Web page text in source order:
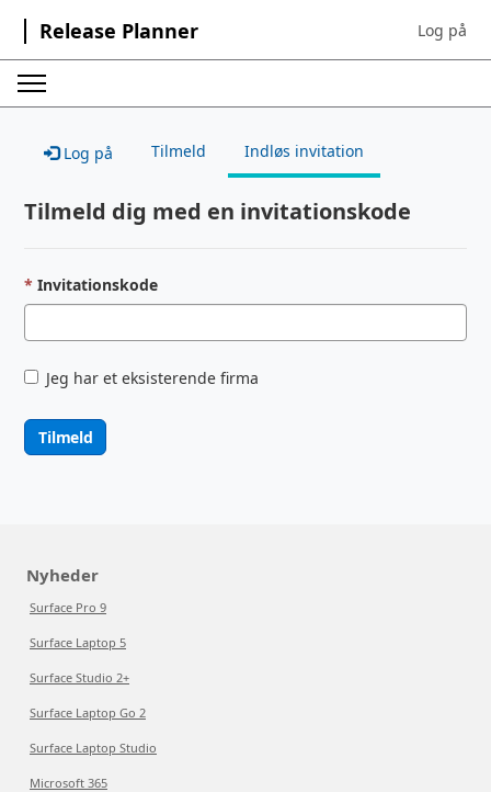
Release Planner Sign in to
Log på
Log på Tilmeld Indløs invitation
Tilmeld dig med en invitationskode
Invitationskode
Jeg har et eksisterende firma
Tilmeld
Nyheder
Surface Pro 9
Surface Laptop 5
Surface Studio 2+
Surface Laptop Go 2
Surface Laptop Studio
Microsoft 365